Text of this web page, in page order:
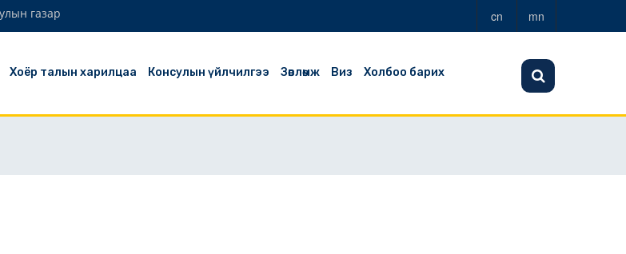
газар cn mn
Хоёр талын харилцаа Консулын үйлчилгээ Зөвлөмж Виз Холбоо барих